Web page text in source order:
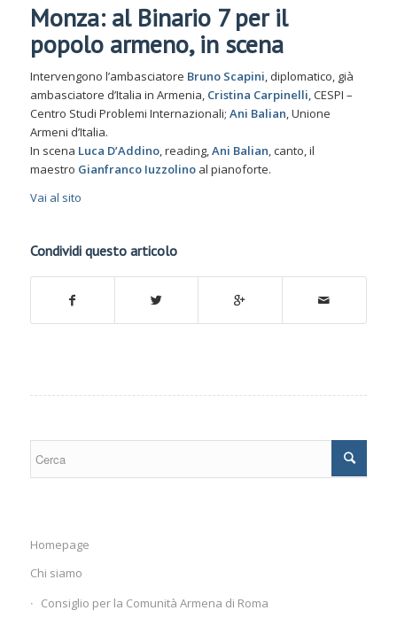
Monza: al Binario 7 per il
popolo armeno, in scena
Intervengono l’ambasciatore Bruno Scapini, diplomatico, già
ambasciatore d’Italia in Armenia, Cristina Carpinelli, CESPI –
Centro Studi Problemi Internazionali; Ani Balian, Unione
Armeni d’Italia.
In scena Luca D’Addino, reading,Ani Balian, canto, il
maestro Gianfranco Iuzzolinoal pianoforte.
Vai al sito
Condividi questo articolo
Homepage
Chi siamo
Consiglio per la Comunità Armena di Roma